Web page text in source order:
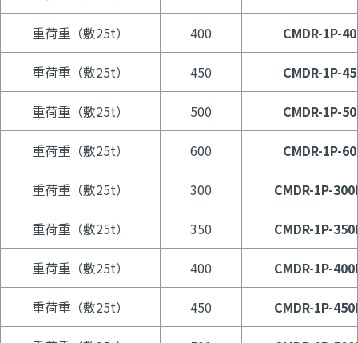
重荷重（敷25t） 400 CMDR-1P-
重荷重（敷25t） 450 CMDR-1P-
重荷重（敷25t） 500 CMDR-1P-
重荷重（敷25t） 600 CMDR-1P-
重荷重（敷25t） 300 CMDR-1P-
重荷重（敷25t） 350 CMDR-1P-
重荷重（敷25t） 400 CMDR-1P-
重荷重（敷25t） 450 CMDR-1P-